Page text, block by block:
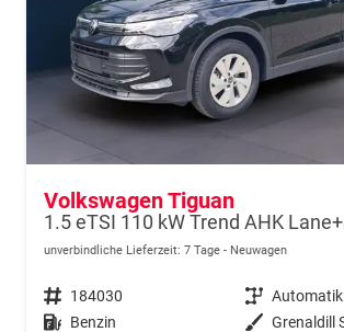
Volkswagen Tiguan
unverbindliche Lieferzeit: 7 Tage Neuwagen
Fahrzeugnr. 184030 Getriebe Automatik
Kraftstoff Benzin Außenfarbe